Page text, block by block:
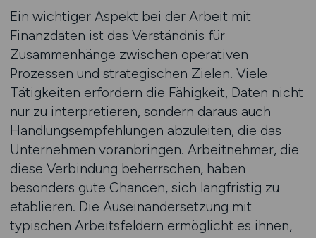
Ein wichtiger Aspekt bei der Arbeit mit
Finanzdaten ist das Verständnis für
Zusammenhänge zwischen operativen
Prozessen und strategischen Zielen. Viele
Tätigkeiten erfordern die Fähigkeit, Daten nicht
nur zu interpretieren, sondern daraus auch
Handlungsempfehlungen abzuleiten, die das
Unternehmen voranbringen. Arbeitnehmer, die
diese Verbindung beherrschen, haben
besonders gute Chancen, sich langfristig zu
etablieren. Die Auseinandersetzung mit
typischen Arbeitsfeldern ermöglicht es ihnen,